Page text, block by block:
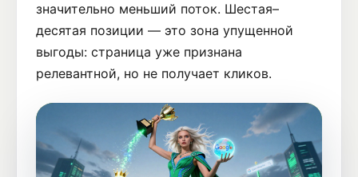
значительно меньший поток. Шестая–
десятая позиции — это зона упущенной
выгоды: страница уже признана
релевантной, но не получает кликов.